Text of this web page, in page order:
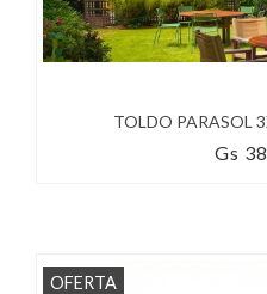
TOLDO PARASOL
Gs
OFERTA